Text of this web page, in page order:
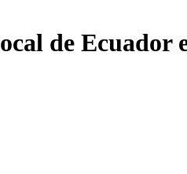
de Ecuador